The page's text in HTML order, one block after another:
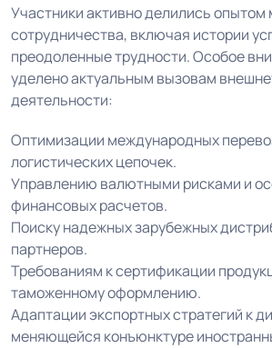
Участники активно делились
сотрудничества, включая истории
преодоленные трудности. Особое
уделено актуальным вызовам
деятельности:
Оптимизации международных
логистических цепочек.
Управлению валютными рисками и
финансовых расчетов.
Поиску надежных зарубежных
партнеров.
Требованиям к сертификации
таможенному оформлению.
Адаптации экспортных стратегий к
меняющейся конъюнктуре